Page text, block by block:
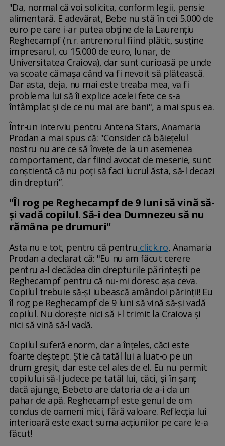
"Da, normal că voi solicita, conform legii, pensie
alimentară. E adevărat, Bebe nu stă în cei 5.000 de
euro pe care i-ar putea obţine de la Laurenţiu
Reghecampf (n.r. antrenorul fiind plătit, susţine
impresarul, cu 15.000 de euro, lunar, de
Universitatea Craiova), dar sunt curioasă pe unde
va scoate cămaşa când va fi nevoit să plătească.
Dar asta, deja, nu mai este treaba mea, va fi
problema lui să îi explice acelei fete ce s-a
întâmplat şi de ce nu mai are bani", a mai spus ea.
Într-un interviu pentru Antena Stars, Anamaria
Prodan a mai spus că: "Consider că băiețelul
nostru nu are ce să învețe de la un asemenea
comportament, dar fiind avocat de meserie, sunt
conștientă că nu poți să faci lucrul ăsta, să-l decazi
din drepturi”.
"Îl rog pe Reghecampf de 9 luni să vină să-
și vadă copilul. Să-i dea Dumnezeu să nu
rămâna pe drumuri"
Asta nu e tot, pentru că pentru click.ro, Anamaria
Prodan a declarat că: "Eu nu am făcut cerere
pentru a-l decădea din drepturile părintești pe
Reghecampf pentru că nu-mi doresc așa ceva.
Copilul trebuie să-și iubească amândoi părinții! Eu
îl rog pe Reghecampf de 9 luni să vină să-și vadă
copilul. Nu dorește nici să i-l trimit la Craiova și
nici să vină să-l vadă.
Copilul suferă enorm, dar a înțeles, căci este
foarte deștept. Știe că tatăl lui a luat-o pe un
drum greșit, dar este cel ales de el. Eu nu permit
copilului să-l judece pe tatăl lui, căci, și în șanț
dacă ajunge, Bebeto are datoria de a-i da un
pahar de apă. Reghecampf este genul de om
condus de oameni mici, fără valoare. Reflecția lui
interioară este exact suma acțiunilor pe care le-a
făcut!